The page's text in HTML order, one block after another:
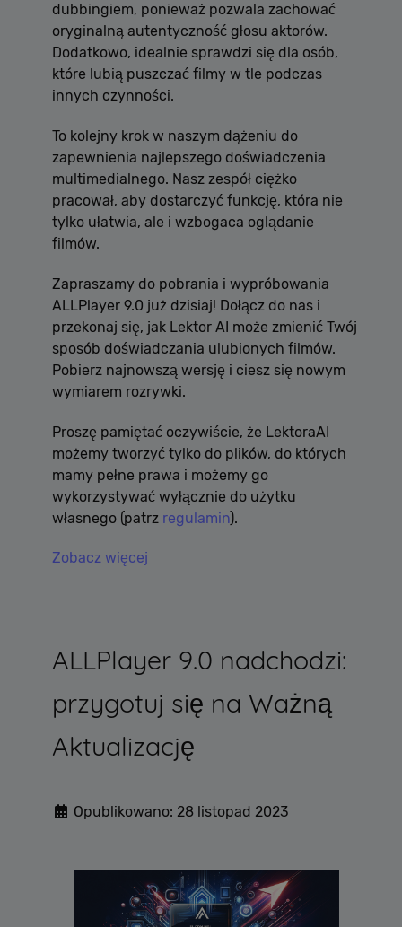
dubbingiem, ponieważ pozwala zachować
oryginalną autentyczność głosu aktorów.
Dodatkowo, idealnie sprawdzi się dla osób,
które lubią puszczać filmy w tle podczas
innych czynności.
To kolejny krok w naszym dążeniu do
zapewnienia najlepszego doświadczenia
multimedialnego. Nasz zespół ciężko
pracował, aby dostarczyć funkcję, która nie
tylko ułatwia, ale i wzbogaca oglądanie
filmów.
Zapraszamy do pobrania i wypróbowania
ALLPlayer 9.0 już dzisiaj! Dołącz do nas i
przekonaj się, jak Lektor AI może zmienić Twój
sposób doświadczania ulubionych filmów.
Pobierz najnowszą wersję i ciesz się nowym
wymiarem rozrywki.
Proszę pamiętać oczywiście, że LektoraAI
możemy tworzyć tylko do plików, do których
mamy pełne prawa i możemy go
wykorzystywać wyłącznie do użytku
własnego (patrz regulamin).
Zobacz więcej
ALLPlayer 9.0 nadchodzi:
przygotuj się na Ważną
Aktualizację
Opublikowano: 28 listopad 2023